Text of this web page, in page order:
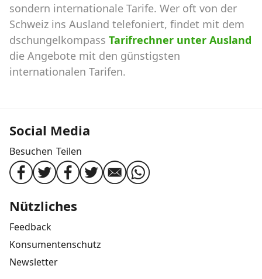
sondern internationale Tarife. Wer oft von der
Schweiz ins Ausland telefoniert, findet mit dem
dschungelkompass Tarifrechner unter Ausland
die Angebote mit den günstigsten
internationalen Tarifen.
Social Media
Besuchen Teilen
Nützliches
Feedback
Konsumentenschutz
Newsletter